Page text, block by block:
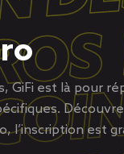
GiFi est là pour
l’inscription est